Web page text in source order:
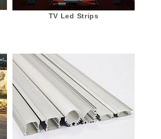
TV Led Strips